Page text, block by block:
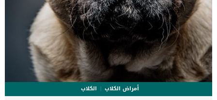
أمراض الكلاب
الكلاب